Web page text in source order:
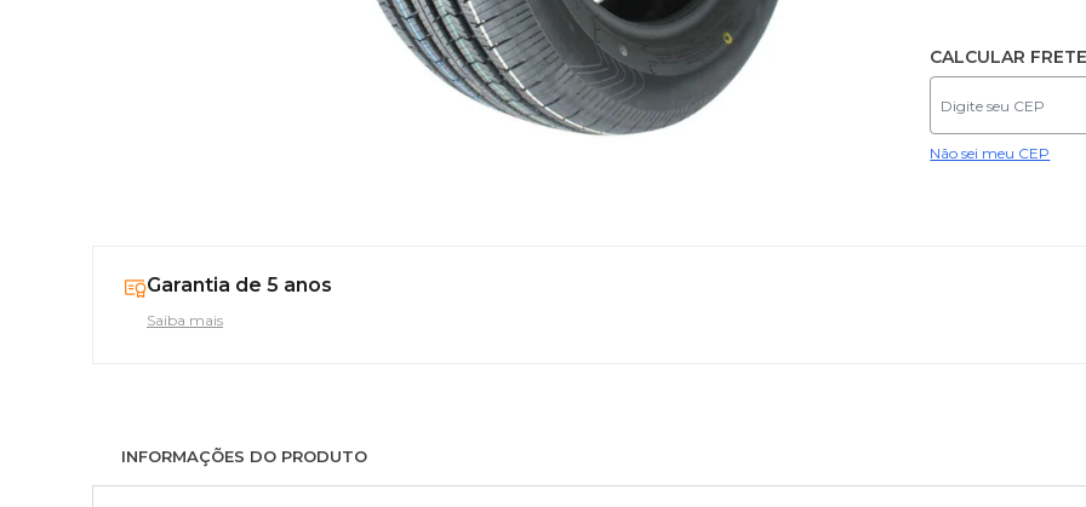
CALCULAR
Não sei meu CEP
Garantia de 5 anos
Saiba mais
INFORMAÇÕES DO PRODUTO